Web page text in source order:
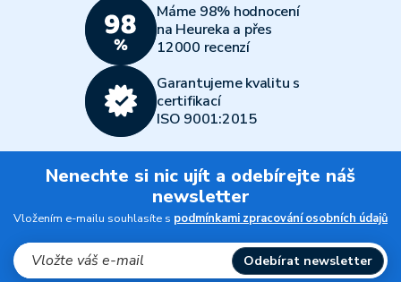
Máme 98% hodnocení
na Heureka a přes
12000 recenzí
Garantujeme kvalitu s
certifikací
ISO 9001:2015
Nenechte si nic ujít a odebírejte náš
newsletter
Vložením e-mailu souhlasíte s podmínkami zpracování osobních údajů
Odebírat newsletter